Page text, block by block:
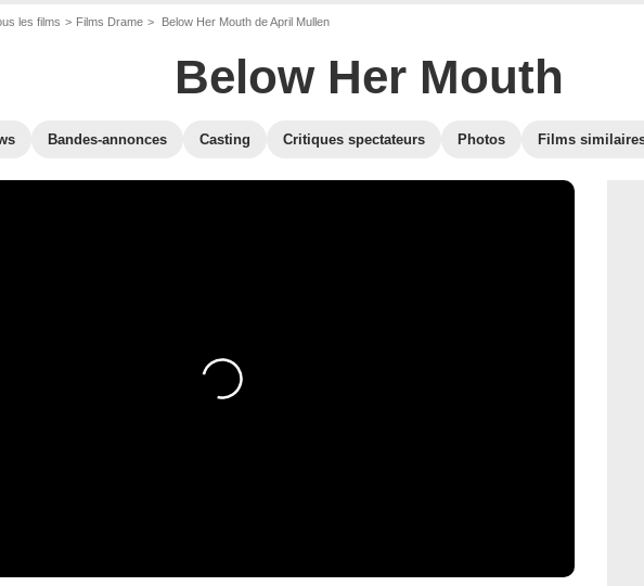
les films Films Drame Below Her Mouth de April Mullen
Below Her Mouth
Bandes-annonces Casting Critiques spectateurs Photos Films